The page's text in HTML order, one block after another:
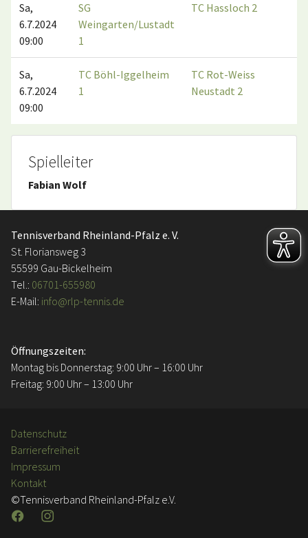
Sa,
6.7.2024
09:00
SG
Weingarten/Lustadt
1
TC Hassloch 2
Sa,
6.7.2024
09:00
TC Böhl-Iggelheim
1
TC Rot-Weiss
Neustadt 2
Spielleiter
Fabian Wolf
Tennisverband Rheinland-Pfalz e. V.
St. Floriansweg 3
55599 Gau-Bickelheim
Tel.: 06701-655980
E-Mail: info@rlp-tennis.de
Öffnungszeiten:
Montag bis Donnerstag: 9:00 Uhr – 16:00 Uhr
Freitag: 9:00 Uhr – 13:00 Uhr
Datenschutz
Barrierefreiheit
Impressum
Kontakt
©Tennisverband Rheinland-Pfalz e.V.